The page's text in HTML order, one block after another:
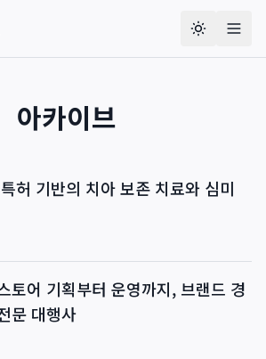
아카이브
허 기반의 치아 보존 치료와 심미
토어 기획부터 운영까지, 브랜드 경
문 대행사